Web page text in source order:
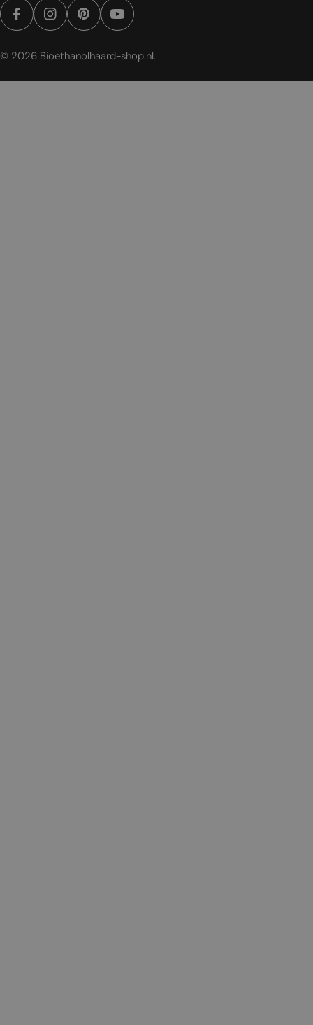
FacebookInstagramPinterestYouTube
© 2026 Bioethanolhaard-shop.nl.